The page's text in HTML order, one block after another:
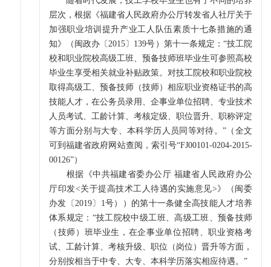
层次，根据《福建省人民政府办公厅转发省人社厅关于
加强职业培训提升产业工人队伍素质十七条措施的通
知》（闽政办〔2015〕139号）第十一条规定：“技工院
校和职业院校高级工班、预备技师班毕业生可参照高校
毕业生享受相关就业补贴政策。对技工院校和职业院校
取得高级工、预备技师（技师）相应职业资格证书的高
技能人才，在公务员录用、企事业单位招聘、专业技术
人员考试、工龄计算、考核定级、职位晋升、职称评定
等方面分别与大专、本科学历人员同等对待。”（全文
可到福建省政府网站查阅，索引号“FJ00101-0204-2015-
00126”）
根据《中共福建省委办公厅 福建省人民政府办公
厅印发<关于提高技术工人待遇的实施意见>》（闽委
办发〔2019〕1号））的第十一条健全高技能人才培养
体系规定：“技工院校中级工班、高级工班、预备技师
（技师）班毕业生，在企事业单位招聘、职业资格考
试、工龄计算、考核升级、职位（岗位）晋升等方面，
分别按相当于中专、大专、本科学历落实相应待遇。”